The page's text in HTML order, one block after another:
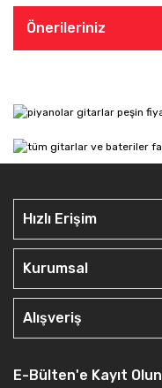
Önerileriniz
Hızlı Erişim
Kurumsal
Alışveriş
E-Bülten'e Kayıt Olun